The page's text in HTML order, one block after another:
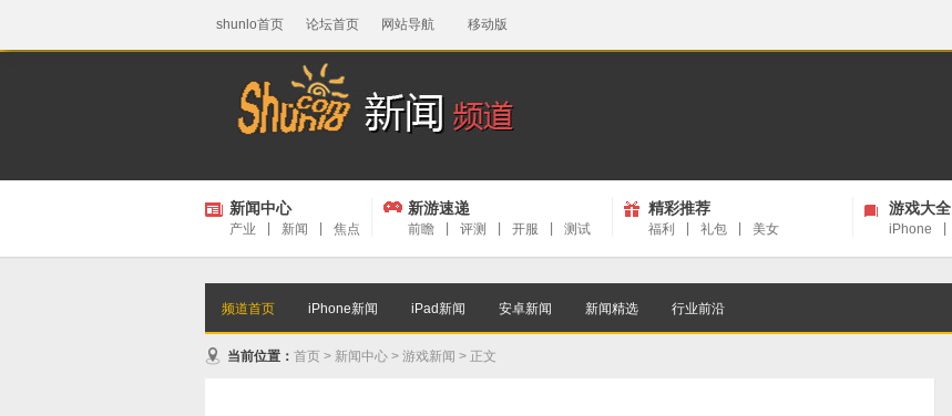
shunlo首页 论坛首页 网站导航 移动版
新闻中心
产业 新闻 焦点
新游速递
前瞻 评测 开服 测试
精彩推荐
福利 礼包 美女
游戏大全
iPhone
频道首页 iPhone新闻 iPad新闻 安卓新闻 新闻精选 行业前沿
当前位置： 首页 > 新闻中心 > 游戏新闻 > 正文